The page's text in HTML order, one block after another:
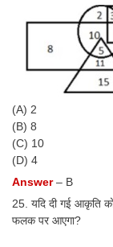
(A) 2
(B) 8
(C) 10
(D) 4
Answer– B
25. यदि दी गई आकृति
फलक पर आएगा?